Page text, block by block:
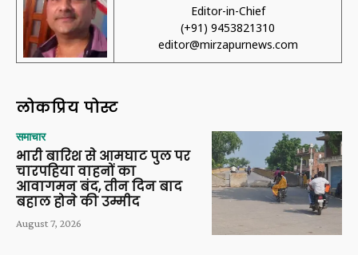
Editor-in-Chief
(+91) 9453821310
editor@mirzapurnews.com
लोकप्रिय पोस्ट
समाचार
भारी बारिश से आमघाट पुल पर
चारपहिया वाहनों का
आवागमन बंद, तीन दिन बाद
बहाल होने की उम्मीद
August 7, 2026